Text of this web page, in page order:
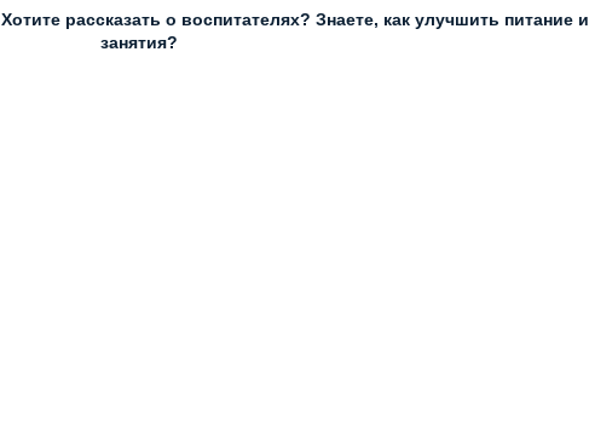
рассказать о воспитателях? Знаете, как улучшить питание и
занятия?